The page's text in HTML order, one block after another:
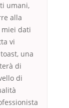
umani,
alla
dati
vi
una
di
di